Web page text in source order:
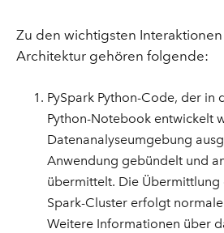
Zu den wichtigsten
Architektur gehören folgende:
PySpark Python-Code, der in
Python-Notebook entwickelt
Datenanalyseumgebung
Anwendung gebündelt und
übermittelt. Die Übermittlung
Spark-Cluster erfolgt
Weitere Informationen über